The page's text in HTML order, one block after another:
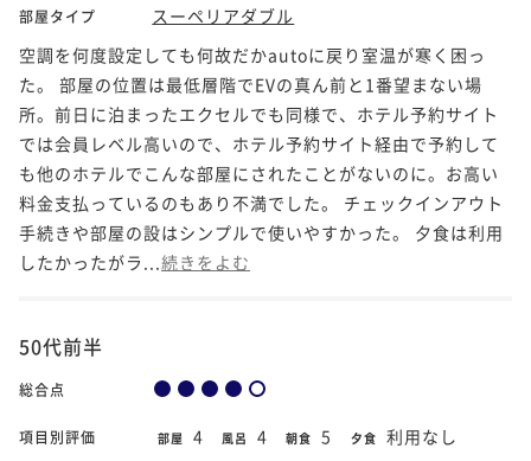
部屋タイプ
スーペリアダブル
空調を何度設定しても何故だかautoに戻り室温が寒く困っ
た。 部屋の位置は最低層階でEVの真ん前と1番望まない場
所。前日に泊まったエクセルでも同様で、ホテル予約サイト
では会員レベル高いので、ホテル予約サイト経由で予約して
も他のホテルでこんな部屋にされたことがないのに。お高い
料金支払っているのもあり不満でした。 チェックインアウト
手続きや部屋の設はシンプルで使いやすかった。 夕食は利用
したかったがラ... 続きをよむ
50代前半
総合点
項目別評価 部屋 4 風呂 4 朝食 5 夕食 利用なし